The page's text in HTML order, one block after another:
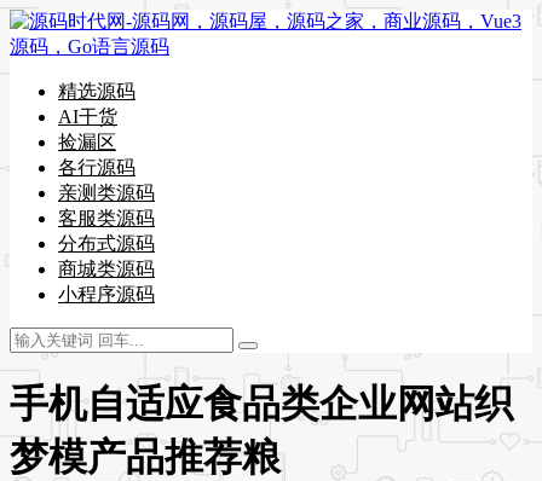
精选源码
AI干货
捡漏区
各行源码
亲测类源码
客服类源码
分布式源码
商城类源码
小程序源码
手机自适应食品类企业网站织
梦模产品推荐粮